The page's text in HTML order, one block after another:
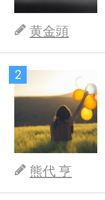
黄金頭
2
熊代 亨